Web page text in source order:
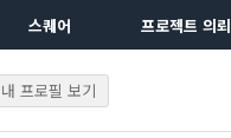
스퀘어 프로젝트 의뢰
내 프로필 보기